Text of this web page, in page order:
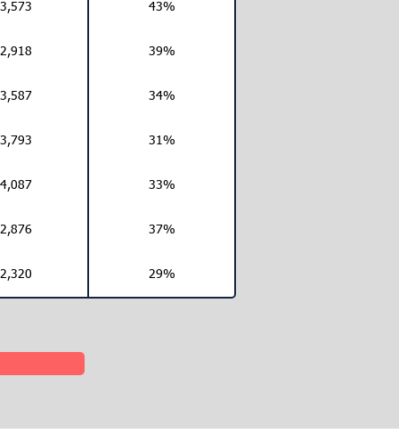
3,573 43%
2,918 39%
3,587 34%
3,793 31%
4,087 33%
2,876 37%
2,320 29%